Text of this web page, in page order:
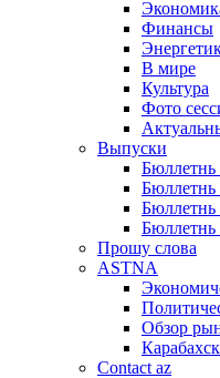
Финансы
В мире
Культура
Фото
Выпуски
Бюллетнь
Бюллетнь
Прошу слова
ASTNA
Обзор
Contact az